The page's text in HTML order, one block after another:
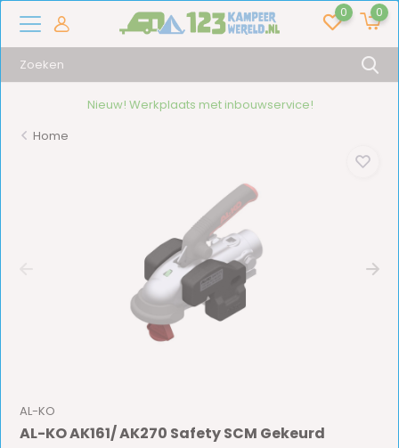
0 0
Nieuw! Werkplaats met inbouwservice!
Home
AL-KO
AL-KO AK161/ AK270 Safety SCM Gekeurd